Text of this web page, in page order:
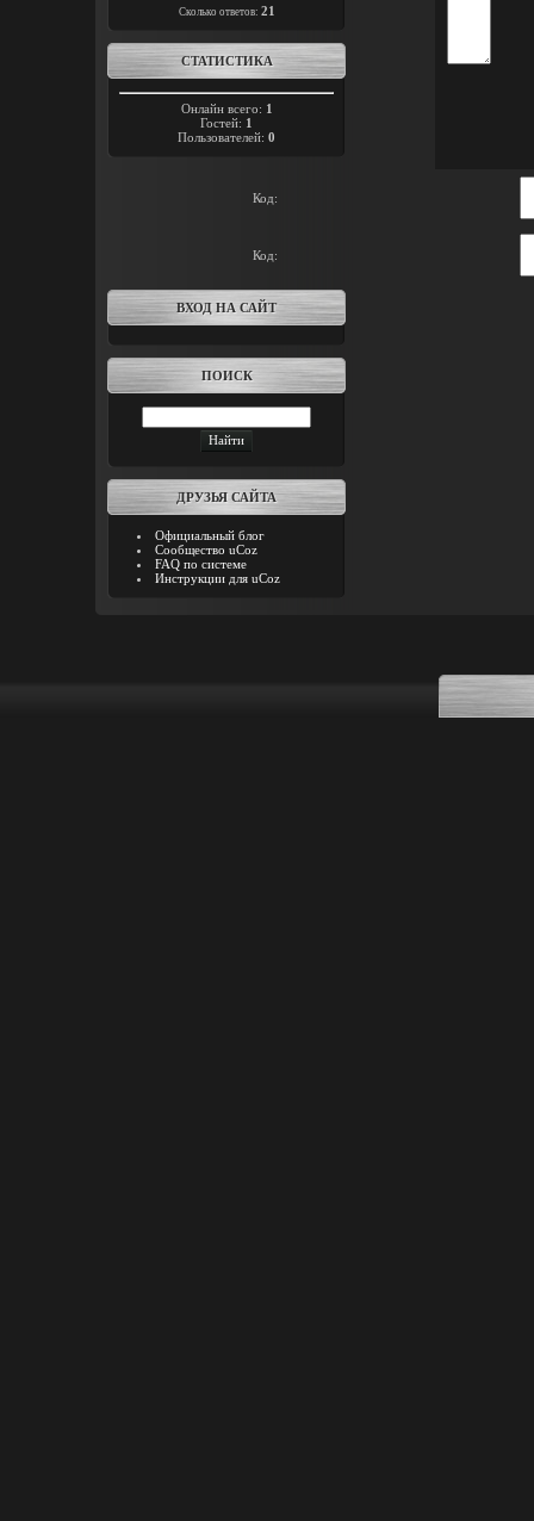
Cколько ответов: 21
СТАТИСТИКА
Онлайн всего: 1
Гостей: 1
Пользователей: 0
Код:
Код:
ВХОД НА САЙТ
ПОИСК
ДРУЗЬЯ САЙТА
Официальный блог
Сообщество uCoz
FAQ по системе
Инструкции для uCoz